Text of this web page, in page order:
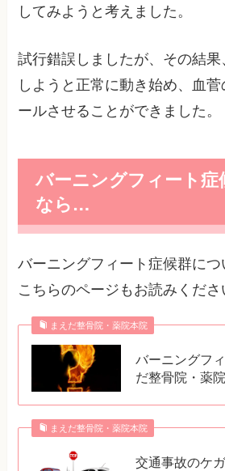
してみようと考えました。
試行錯誤しましたが、その結
しようと正常に動き始め、血
ールさせることができました。
バーニングフィート症
なら…
バーニングフィート症候群に
こちらのページもお読みくださ
まえだ整骨院・薬院本院
バーニングフ
だ整骨院・薬
まえだ整骨院・薬院本院
交通事故のケ